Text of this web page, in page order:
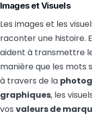
Images et Visuels
Les images et les
raconter une histoire.
aident à transmettre
manière que les mots
à travers de la
graphiques, les
vos valeurs de